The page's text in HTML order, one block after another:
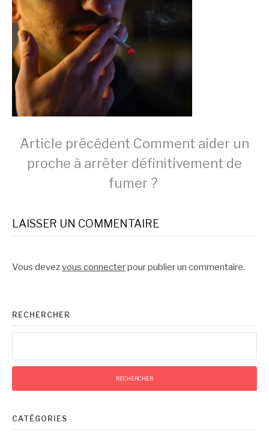
Lire
suite
Article précédent Comment aider un
proche à arrêter définitivement de
fumer ?
LAISSER UN COMMENTAIRE
Vous devezvous connecterpour publier un commentaire.
RECHERCHER
CATÉGORIES